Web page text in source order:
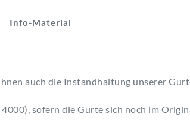
Info-Material
auch die Instandhaltung unserer
sofern die Gurte sich noch im